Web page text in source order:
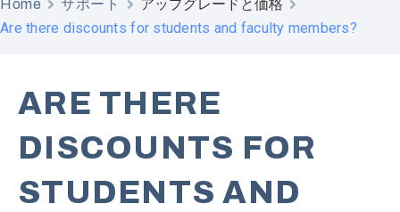
Home サポート アップグレードと価格
Are there discounts for students and faculty members?
ARE THERE
DISCOUNTS FOR
STUDENTS AND